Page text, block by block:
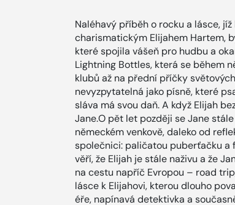
Naléhavý příběh o rocku a lásce,
charismatickým Elijahem Hartem,
které spojila vášeň pro hudbu a
Lightning Bottles, která se během
klubů až na přední příčky
nevyzpytatelná jako písně, které
sláva má svou daň. A když Elijah
Jane.O pět let později se Jane
německém venkově, daleko od
společnici: paličatou puberťačku a
věří, že Elijah je stále naživu a že
na cestu napříč Evropou – road
lásce k Elijahovi, kterou dlouho
éře, napínavá detektivka a